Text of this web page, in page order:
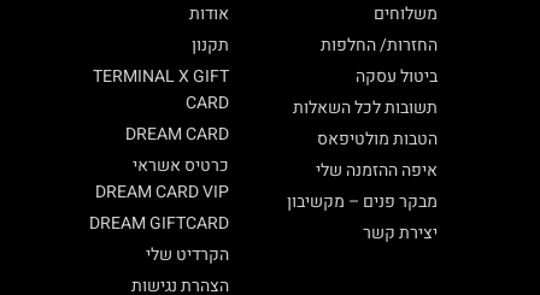
אודות
תקנון
TERMINAL X GIFT
CARD
DREAM CARD
כרטיס אשראי
DREAM CARD VIP
DREAM GIFTCARD
הקרדיט שלי
הצהרת נגישות
משלוחים
החזרות/ החלפות
ביטול עסקה
תשובות לכל השאלות
הטבות מולטיפאס
איפה ההזמנה שלי
מבקר פנים – מקשיבון
יצירת קשר